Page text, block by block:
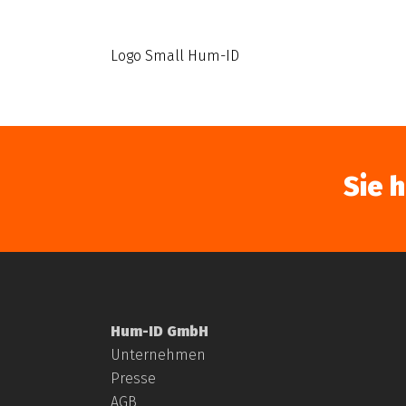
Logo Small Hum-ID
Sie
Hum-ID GmbH
Unternehmen
Presse
AGB